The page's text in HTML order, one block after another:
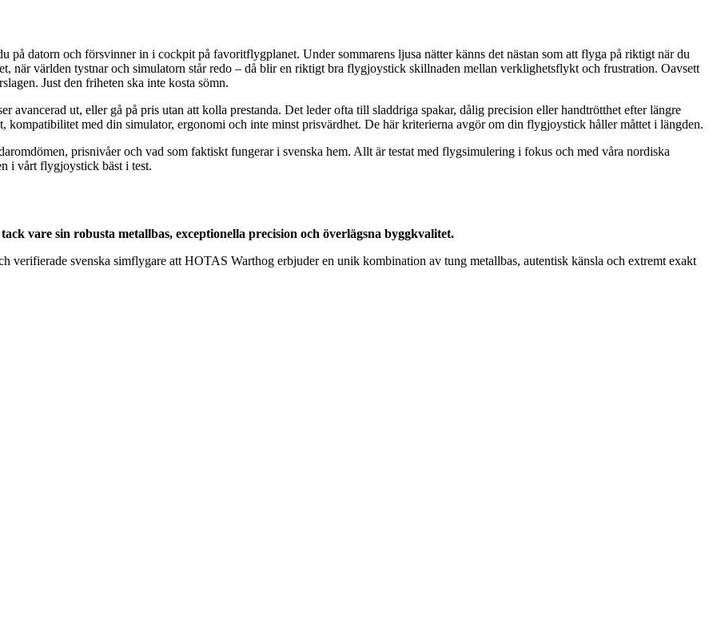
på datorn och försvinner in i cockpit på favoritflygplanet. Under sommarens ljusa nätter känns det nästan som att flyga på riktigt när du
när världen tystnar och simulatorn står redo – då blir en riktigt bra flygjoystick skillnaden mellan verklighetsflykt och frustration. Oavsett
Just den friheten ska inte kosta sömn.
avancerad ut, eller gå på pris utan att kolla prestanda. Det leder ofta till sladdriga spakar, dålig precision eller handtrötthet efter längre
kompatibilitet med din simulator, ergonomi och inte minst prisvärdhet. De här kriterierna avgör om din flygjoystick håller måttet i längden.
prisnivåer och vad som faktiskt fungerar i svenska hem. Allt är testat med flygsimulering i fokus och med våra nordiska
i vårt flygjoystick bäst i test.
vare sin robusta metallbas, exceptionella precision och överlägsna byggkvalitet.
verifierade svenska simflygare att HOTAS Warthog erbjuder en unik kombination av tung metallbas, autentisk känsla och extremt exakt